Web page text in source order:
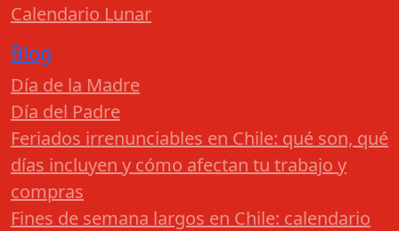
Calendario Lunar
Blog
Día de la Madre
Día del Padre
Feriados irrenunciables en Chile: qué son, qué
días incluyen y cómo afectan tu trabajo y
compras
Fines de semana largos en Chile: calendario